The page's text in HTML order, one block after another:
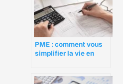
PME : comment vous
simplifier la vie en